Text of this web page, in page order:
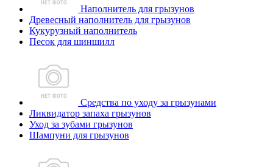
Наполнитель для грызунов
Древесный наполнитель для грызунов
Кукурузный наполнитель
Песок для шиншилл
Средства по уходу за грызунами
Ликвидатор запаха грызунов
Уход за зубами грызунов
Шампуни для грызунов